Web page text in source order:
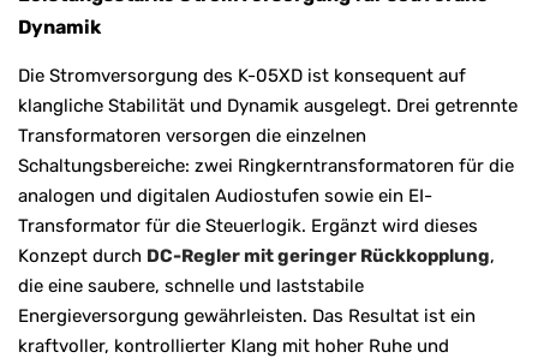
Dynamik
Die Stromversorgung des K-05XD ist konsequent auf
klangliche Stabilität und Dynamik ausgelegt. Drei getrennte
Transformatoren versorgen die einzelnen
Schaltungsbereiche: zwei Ringkerntransformatoren für die
analogen und digitalen Audiostufen sowie ein EI-
Transformator für die Steuerlogik. Ergänzt wird dieses
Konzept durch DC-Regler mit geringer Rückkopplung,
die eine saubere, schnelle und laststabile
Energieversorgung gewährleisten. Das Resultat ist ein
kraftvoller, kontrollierter Klang mit hoher Ruhe und